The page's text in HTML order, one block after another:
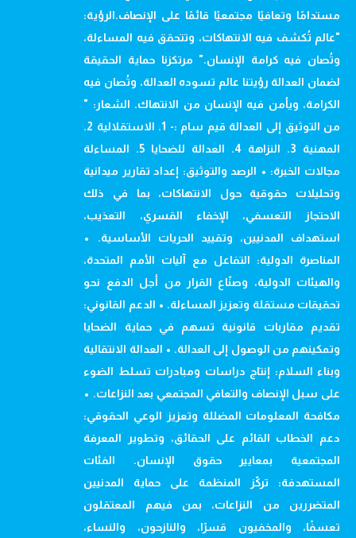
مستدامًا وتعافيًا مجتمعيًا قائمًا على الإنصاف.الرؤية:
"عالم تُكشف فيه الانتهاكات، وتتحقق فيه المساءلة،
وتُصان فيه كرامة الإنسان." مرتكزنا حماية الحقيقة
لضمان العدالة رؤيتنا عالم تسوده العدالة، وتُصان فيه
الكرامة، ويأمن فيه الإنسان من الانتهاك. الشعار: "
من التوثيق إلى العدالة قيم سام :- 1. الاستقلالية 2.
المهنية 3. النزاهة 4. العدالة للضحايا 5. المساءلة
مجالات الخبرة: • الرصد والتوثيق: إعداد تقارير ميدانية
وتحليلات حقوقية حول الانتهاكات، بما في ذلك
الاحتجاز التعسفي، الإخفاء القسري، التعذيب،
استهداف المدنيين، وتقييد الحريات الأساسية. •
المناصرة الدولية: التفاعل مع آليات الأمم المتحدة،
والهيئات الدولية، وصنّاع القرار من أجل الدفع نحو
تحقيقات مستقلة وتعزيز المساءلة. • الدعم القانوني:
تقديم مقاربات قانونية تسهم في حماية الضحايا
وتمكينهم من الوصول إلى العدالة. • العدالة الانتقالية
وبناء السلام: إنتاج دراسات ومبادرات تسلط الضوء
على سبل الإنصاف والتعافي المجتمعي بعد النزاعات. •
مكافحة المعلومات المضللة وتعزيز الوعي الحقوقي:
دعم الخطاب القائم على الحقائق، وتطوير المعرفة
المجتمعية بمعايير حقوق الإنسان. الفئات
المستهدفة: تركّز المنظمة على حماية المدنيين
المتضررين من النزاعات، بمن فيهم المعتقلون
تعسفًا، والمخفيون قسرًا، والنازحون، والنساء،